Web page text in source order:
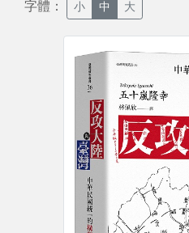
字體： 小 中 大